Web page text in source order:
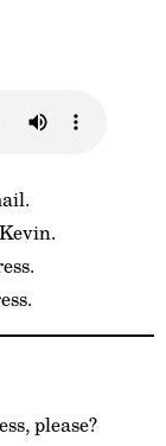
please?